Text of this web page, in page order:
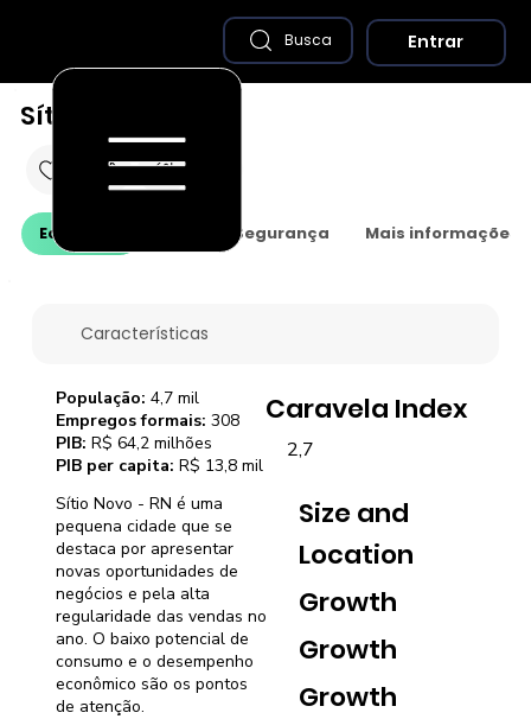
Características
Sítio Novo - RN é uma
pequena cidade que se
destaca por apresentar
novas oportunidades de
negócios e pela alta
regularidade das vendas no
ano. O baixo potencial de
consumo e o desempenho
econômico são os pontos
de atenção.
Caravela Index
2,7
Size and
Location
Growth
Growth
Growth
População: 4,7 mil
Empregos formais: 308
PIB: R$ 64,2 milhões
PIB per capita: R$ 13,8 mil
Economia Saúde e Segurança Mais informações
Sítio Novo - RN
Busca Entrar